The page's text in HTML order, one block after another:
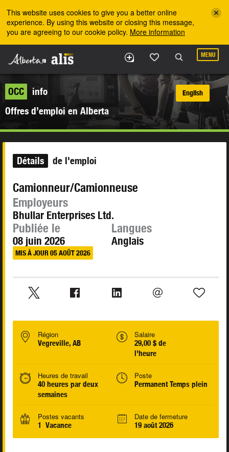
This website uses cookies to give you a better online
experience. By using this website or closing this message,
you are agreeing to our cookie policy. More information
MENU
OCC
info
Offres d’emploi en Alberta
English
Détails de l'emploi
Camionneur/Camionneuse
Employeurs
Bhullar Enterprises Ltd.
Publiée le
08 juin 2026
MIS À JOUR 05 AOÛT 2026
Langues
Anglais
Région
Vegreville, AB
Salaire
29,00 $ de
l'heure
Heures de travail
40 heures par deux
semaines
Poste
Permanent Temps plein
Postes vacants
1 Vacance
Date de fermeture
19 août 2026